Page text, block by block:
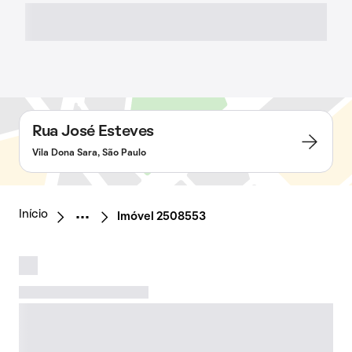
Rua José Esteves
Vila Dona Sara, São Paulo
Início Imóvel 2508553